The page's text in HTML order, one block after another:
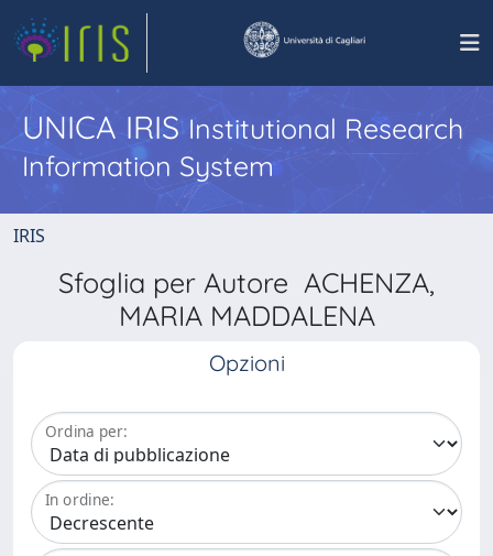
UNICA IRISInstitutional Research
Information System
IRIS
Sfoglia per Autore ACHENZA,
MARIA MADDALENA
Opzioni
Ordina per:
In ordine: